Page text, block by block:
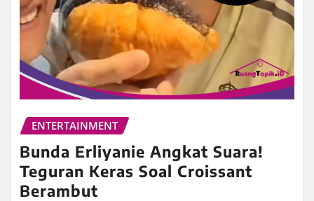
ENTERTAINMENT
Bunda Erliyanie Angkat Suara!
Teguran Keras Soal Croissant
Berambut